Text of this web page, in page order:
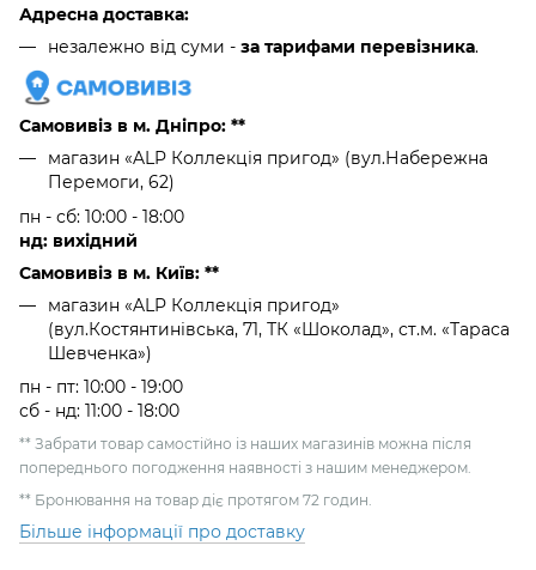
Адресна доставка:
незалежно від суми - за тарифами перевізника.
Самовивіз в м. Дніпро: **
магазин «ALP Коллекція пригод» (вул.Набережна
Перемоги, 62)
пн - сб: 10:00 - 18:00
нд: вихідний
Самовивіз в м. Київ: **
магазин «ALP Коллекція пригод»
(вул.Костянтинівська, 71, ТК «Шоколад», ст.м. «Тараса
Шевченка»)
пн - пт: 10:00 - 19:00
сб - нд: 11:00 - 18:00
** Забрати товар самостійно із наших магазинів можна після
попереднього погодження наявності з нашим менеджером.
** Бронювання на товар діє протягом 72 годин.
Більше інформації про доставку